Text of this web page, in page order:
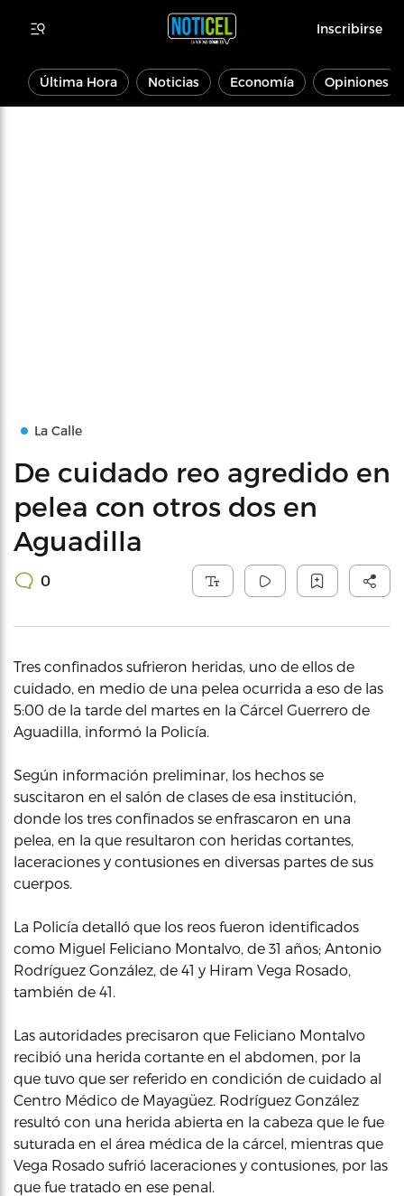
Inscribirse
Última Hora Noticias Economía Opiniones
La Calle
De cuidado reo agredido en
pelea con otros dos en
Aguadilla
0
Tres confinados sufrieron heridas, uno de ellos de
cuidado, en medio de una pelea ocurrida a eso de las
5:00 de la tarde del martes en la Cárcel Guerrero de
Aguadilla, informó la Policía.
Según información preliminar, los hechos se
suscitaron en el salón de clases de esa institución,
donde los tres confinados se enfrascaron en una
pelea, en la que resultaron con heridas cortantes,
laceraciones y contusiones en diversas partes de sus
cuerpos.
La Policía detalló que los reos fueron identificados
como Miguel Feliciano Montalvo, de 31 años; Antonio
Rodríguez González, de 41 y Hiram Vega Rosado,
también de 41.
Las autoridades precisaron que Feliciano Montalvo
recibió una herida cortante en el abdomen, por la
que tuvo que ser referido en condición de cuidado al
Centro Médico de Mayagüez. Rodríguez González
resultó con una herida abierta en la cabeza que le fue
suturada en el área médica de la cárcel, mientras que
Vega Rosado sufrió laceraciones y contusiones, por las
que fue tratado en ese penal.